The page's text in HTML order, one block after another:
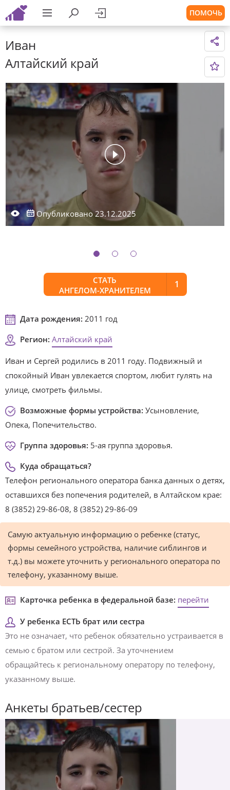
ПОМОЧЬ
Иван
Алтайский край
Опубликовано 23.12.2025
СТАТЬ
АНГЕЛОМ-ХРАНИТЕЛЕМ
1
Дата рождения: 2011 год
Регион: Алтайский край
Иван и Сергей родились в 2011 году. Подвижный и
спокойный Иван увлекается спортом, любит гулять на
улице, смотреть фильмы.
Возможные формы устройства: Усыновление,
Опека, Попечительство.
Группа здоровья: 5-ая группа здоровья.
Куда обращаться?
Телефон регионального оператора банка данных о детях,
оставшихся без попечения родителей, в Алтайском крае:
8 (3852) 29-86-08, 8 (3852) 29-86-09
Самую актуальную информацию о ребенке (статус,
формы семейного устройства, наличие сиблингов и
т.д.) вы можете уточнить у регионального оператора по
телефону, указанному выше.
Карточка ребенка в федеральной базе: перейти
У ребенка ЕСТЬ брат или сестра
Это не означает, что ребенок обязательно устраивается в
семью с братом или сестрой. За уточнением
обращайтесь к региональному оператору по телефону,
указанному выше.
Анкеты братьев/сестер